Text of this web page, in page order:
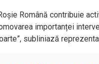
Română contribuie
importanței
subliniază